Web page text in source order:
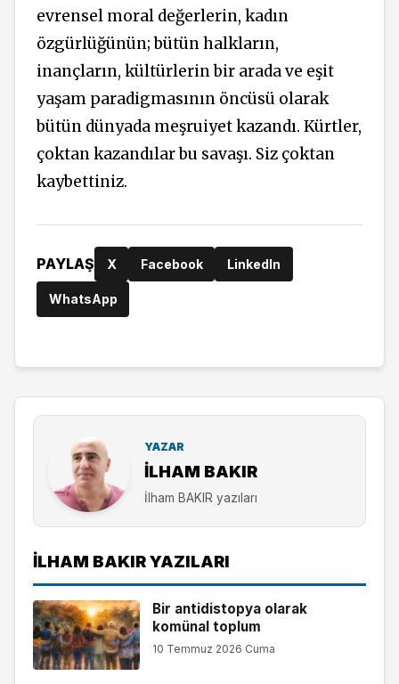
evrensel moral değerlerin, kadın
özgürlüğünün; bütün halkların,
inançların, kültürlerin bir arada ve eşit
yaşam paradigmasının öncüsü olarak
bütün dünyada meşruiyet kazandı. Kürtler,
çoktan kazandılar bu savaşı. Siz çoktan
kaybettiniz.
PAYLAŞ X Facebook LinkedIn
WhatsApp
YAZAR
İLHAM BAKIR
İlham BAKIR yazıları
İLHAM BAKIR YAZILARI
Bir antidistopya olarak
komünal toplum
10 Temmuz 2026 Cuma